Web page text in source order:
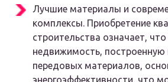
Лучшие материалы и
комплексы. Приобретение
строительства означает,
недвижимость, построенную
передовых материалов,
энергоэффективности, что